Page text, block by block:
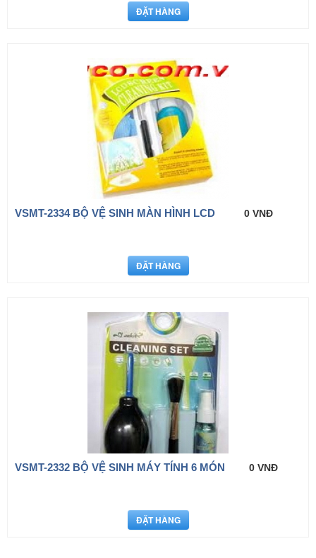
VSMT-2334 BỘ VỆ SINH MÀN HÌNH LCD 0 VNĐ
VSMT-2332 BỘ VỆ SINH MÁY TÍNH 6 MÓN 0 VNĐ